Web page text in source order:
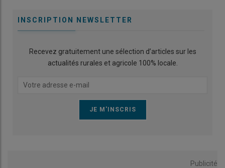
INSCRIPTION NEWSLETTER
Recevez gratuitement une sélection d’articles sur les
actualités rurales et agricole 100% locale.
Publicité